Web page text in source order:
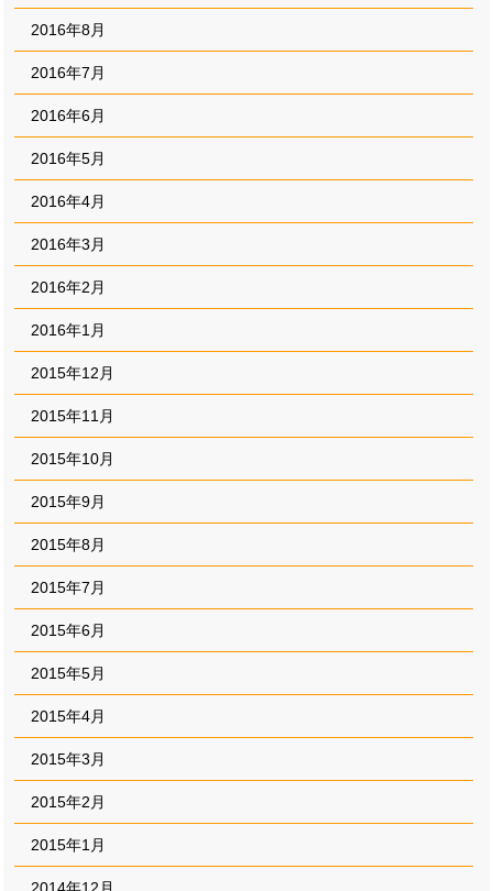
2016年8月
2016年7月
2016年6月
2016年5月
2016年4月
2016年3月
2016年2月
2016年1月
2015年12月
2015年11月
2015年10月
2015年9月
2015年8月
2015年7月
2015年6月
2015年5月
2015年4月
2015年3月
2015年2月
2015年1月
2014年12月